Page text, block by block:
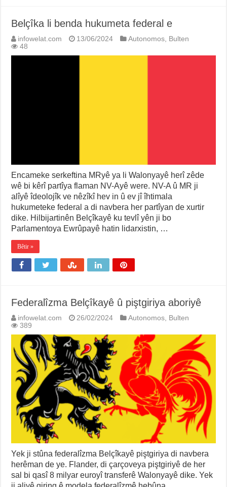
Belçîka li benda hukumeta federal e
infowelat.com 13/06/2024 Autonomos
Bulten
48
Encameke serkeftina MRyê ya li Walonyayê herî zêde
wê bi kêrî partîya flaman NV-Ayê were. NV-A û MR ji
alîyê îdeolojîk ve nêzîkî hev in û ev jî îhtimala
hukumeteke federal a di navbera her partîyan de xurtir
dike. Hilbijartinên Belçîkayê ku tevlî yên ji bo
Parlamentoya Ewrûpayê hatin lidarxistin, …
Bêtir »
Federalîzma Belçîkayê û piştgiriya aboriyê
infowelat.com 26/02/2024 Autonomos Bulten
389
Yek ji stûna federalîzma Belçîkayê piştgiriya di navbera
herêman de ye. Flander, di çarçoveya piştgiriyê de her
sal bi qasî 8 milyar euroyî transferê Walonyayê dike. Yek